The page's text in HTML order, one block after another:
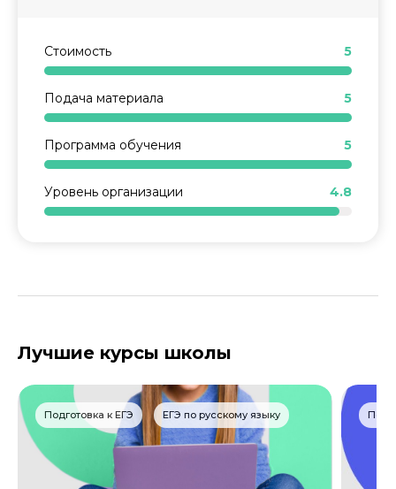
Стоимость 5
Подача материала 5
Программа обучения 5
Уровень организации 4.8
Лучшие курсы школы
Подготовка к ЕГЭ ЕГЭ по русскому языку
ОСТАВИТЬ ОТЗЫВ